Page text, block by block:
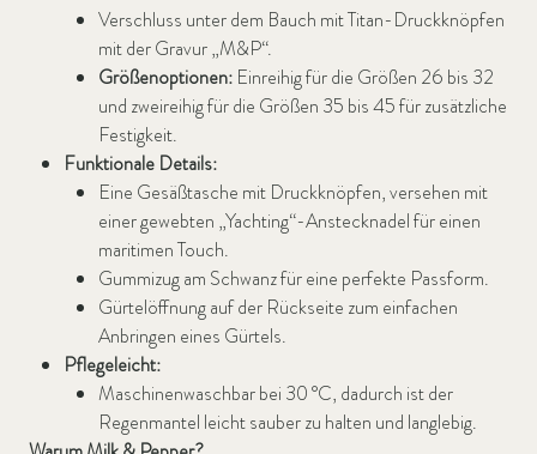
Verschluss unter dem Bauch mit Titan-Druckknöpfen
mit der Gravur „M&P“.
Größenoptionen:Einreihig für die Größen 26 bis 32
und zweireihig für die Größen 35 bis 45 für zusätzliche
Festigkeit.
Funktionale Details:
Eine Gesäßtasche mit Druckknöpfen, versehen mit
einer gewebten „Yachting“-Anstecknadel für einen
maritimen Touch.
Gummizug am Schwanz für eine perfekte Passform.
Gürtelöffnung auf der Rückseite zum einfachen
Anbringen eines Gürtels.
Pflegeleicht:
Maschinenwaschbar bei 30 °C, dadurch ist der
Regenmantel leicht sauber zu halten und langlebig.